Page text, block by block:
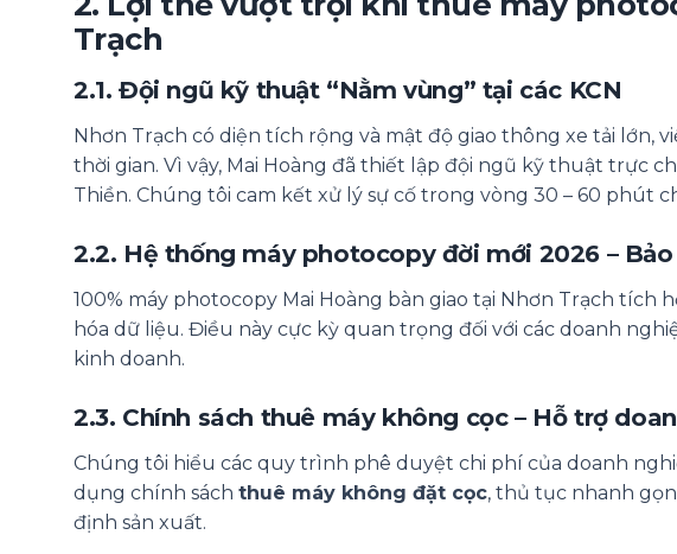
Trạch
2.1. Đội ngũ kỹ thuật “Nằm vùng” tại các KCN
Nhơn Trạch có diện tích rộng và mật độ giao thông xe tải lớn,
thời gian. Vì vậy, Mai Hoàng đã thiết lập đội ngũ kỹ thuật trực
Thiền. Chúng tôi cam kết xử lý sự cố trong vòng 30 – 60 phút
2.2. Hệ thống máy photocopy đời mới 2026 –
100% máy photocopy Mai Hoàng bàn giao tại Nhơn Trạch tích
hóa dữ liệu. Điều này cực kỳ quan trọng đối với các doanh
kinh doanh.
2.3. Chính sách thuê máy không cọc – Hỗ trợ
Chúng tôi hiểu các quy trình phê duyệt chi phí của doanh
dụng chính sách thuê máy không đặt cọc, thủ tục nhanh
định sản xuất.